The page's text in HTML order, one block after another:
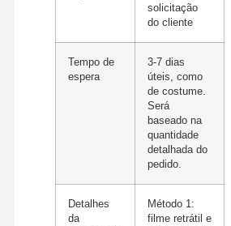
solicitação
do cliente
Tempo de
espera
3-7 dias
úteis, como
de costume.
Será
baseado na
quantidade
detalhada do
pedido.
Detalhes
da
Método 1:
filme retrátil e